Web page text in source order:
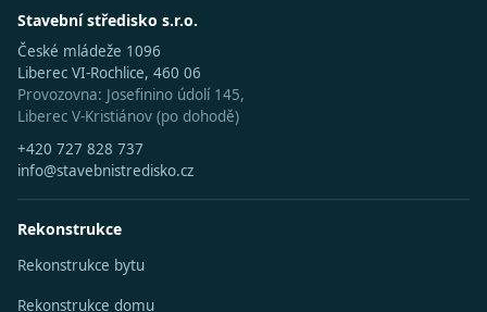
Stavební středisko s.r.o.
České mládeže 1096
Liberec VI-Rochlice, 460 06
Provozovna: Josefinino údolí 145,
Liberec V-Kristiánov (po dohodě)
+420 727 828 737
info@stavebnistredisko.cz
Rekonstrukce
Rekonstrukce bytu
Rekonstrukce domu